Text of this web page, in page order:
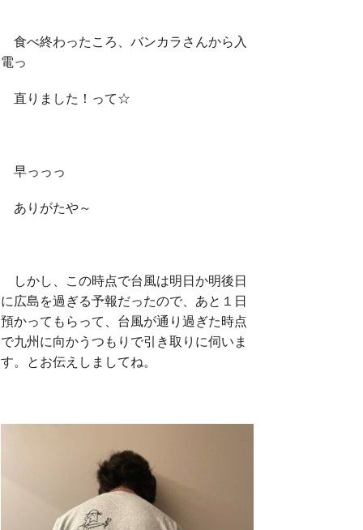
食べ終わったころ、バンカラさんから入
電っ
直りました！って☆
早っっっ
ありがたや～
しかし、この時点で台風は明日か明後日
に広島を過ぎる予報だったので、あと１日
預かってもらって、台風が通り過ぎた時点
で九州に向かうつもりで引き取りに伺いま
す。とお伝えしましてね。